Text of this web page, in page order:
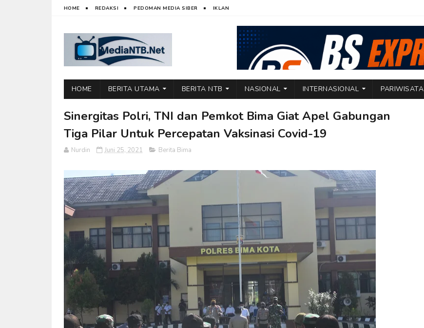
HOME REDAKSI PEDOMAN MEDIA SIBER IKLAN
HOME BERITA UTAMA BERITA NTB NASIONAL INTERNASIONAL PARIWISATA
Sinergitas Polri, TNI dan Pemkot Bima Giat Apel Gabungan
Tiga Pilar Untuk Percepatan Vaksinasi Covid-19
Nurdin Juni 25, 2021 Berita Bima